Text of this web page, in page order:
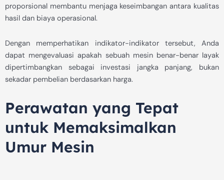
proporsional membantu menjaga keseimbangan antara kualitas
hasil dan biaya operasional.
Dengan memperhatikan indikator-indikator tersebut, Anda
dapat mengevaluasi apakah sebuah mesin benar-benar layak
dipertimbangkan sebagai investasi jangka panjang, bukan
sekadar pembelian berdasarkan harga.
Perawatan yang Tepat
untuk Memaksimalkan
Umur Mesin